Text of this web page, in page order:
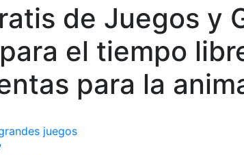
de Juegos y
el tiempo
para la
juegos